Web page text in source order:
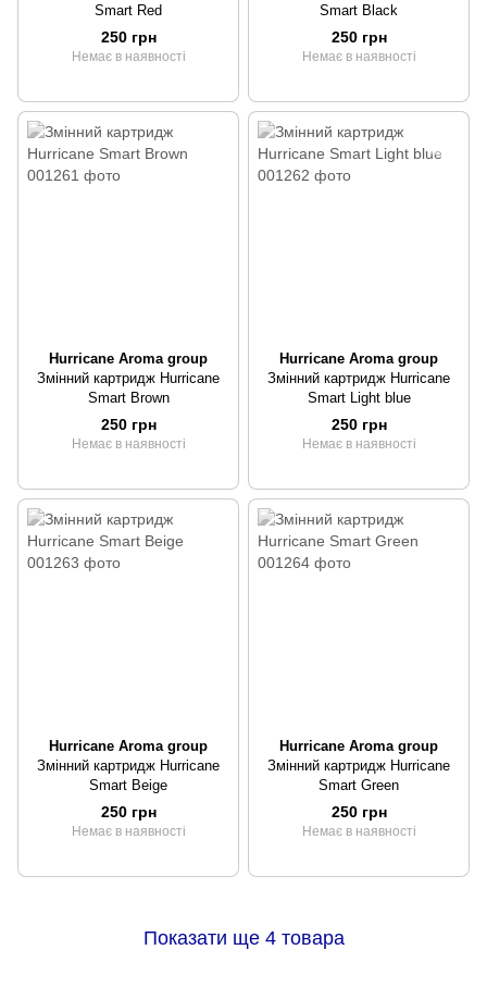
Smart Red
250 грн
Немає в наявності
Smart Black
250 грн
Немає в наявності
Hurricane Aroma group
Змінний картридж Hurricane
Smart Brown
250 грн
Немає в наявності
Hurricane Aroma group
Змінний картридж Hurricane
Smart Light blue
250 грн
Немає в наявності
Hurricane Aroma group
Змінний картридж Hurricane
Smart Beige
250 грн
Немає в наявності
Hurricane Aroma group
Змінний картридж Hurricane
Smart Green
250 грн
Немає в наявності
Показати ще 4 товара